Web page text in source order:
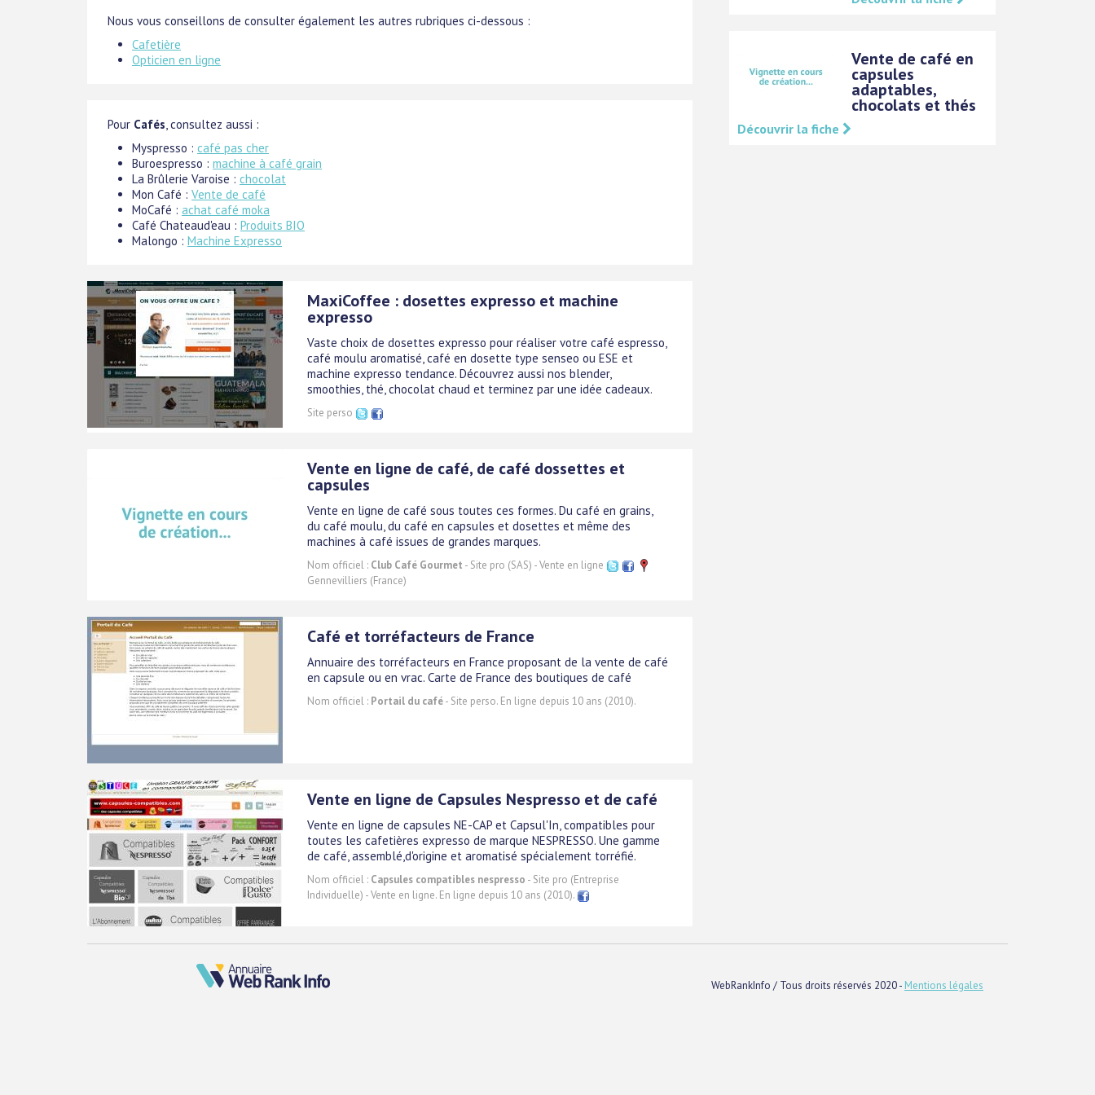
Nous vous conseillons de consulter également les autres rubriques ci-dessous :
Cafetière
Opticien en ligne
Pour Cafés , consultez aussi :
Myspresso : café pas cher
Buroespresso : machine à café grain
La Brûlerie Varoise : chocolat
Mon Café : Vente de café
MoCafé : achat café moka
Café Chateaud'eau : Produits BIO
Malongo : Machine Expresso
MaxiCoffee : dosettes expresso et machine
expresso
Vaste choix de dosettes expresso pour réaliser votre café espresso,
café moulu aromatisé, café en dosette type senseo ou ESE et
machine expresso tendance. Découvrez aussi nos blender,
smoothies, thé, chocolat chaud et terminez par une idée cadeaux.
Site perso
Vente en ligne de café, de café dossettes et
capsules
Vente en ligne de café sous toutes ces formes. Du café en grains,
du café moulu, du café en capsules et dosettes et même des
machines à café issues de grandes marques.
Nom officiel : Club Café Gourmet - Site pro (SAS) - Vente en ligne
Gennevilliers (France)
Café et torréfacteurs de France
Annuaire des torréfacteurs en France proposant de la vente de café
en capsule ou en vrac. Carte de France des boutiques de café
Nom officiel : Portail du café- Site perso. En ligne depuis 10 ans (2010).
Vente en ligne de Capsules Nespresso et de café
Vente en ligne de capsules NE-CAP et Capsul'In, compatibles pour
toutes les cafetières expresso de marque NESPRESSO. Une gamme
de café, assemblé,d'origine et aromatisé spécialement torréfié.
Nom officiel : Capsules compatibles nespresso - Site pro (Entreprise
Individuelle) - Vente en ligne. En ligne depuis 10 ans (2010).
Vente de café en
capsules
adaptables,
chocolats et thés
Découvrir la fiche
WebRankInfo / Tous droits réservés 2020 - Mentions légales